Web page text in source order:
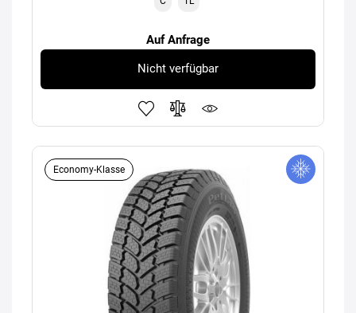
Auf Anfrage
Nicht verfügbar
Economy-Klasse